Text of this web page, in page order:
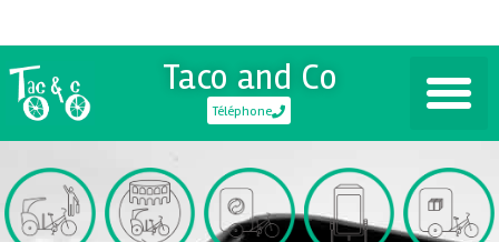
Taco and Co
Téléphone